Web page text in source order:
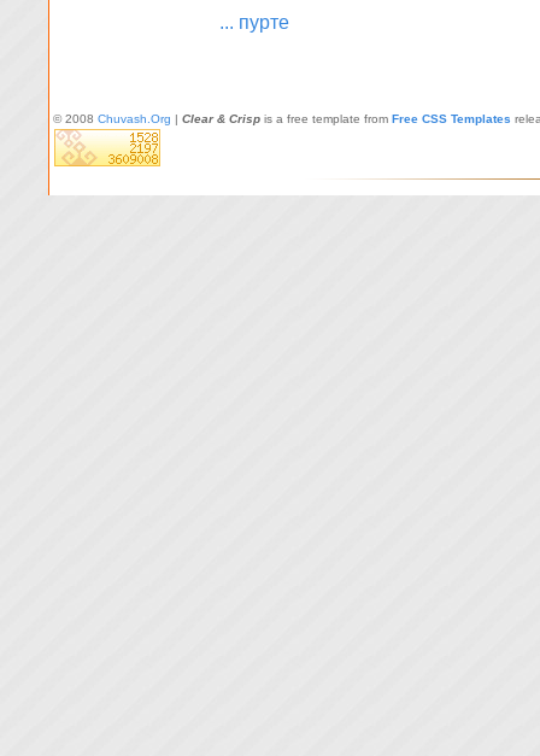
... пурте
© 2008 Chuvash.Org | Clear & Crisp is a free template from Free CSS Templates